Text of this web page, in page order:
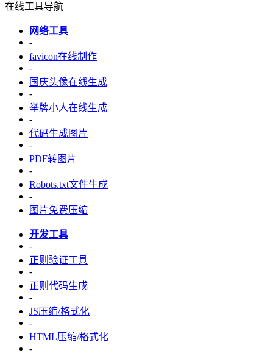
在线工具导航
网络工具
-
favicon在线制作
-
国庆头像在线生成
-
举牌小人在线生成
-
代码生成图片
-
PDF转图片
-
Robots.txt文件生成
-
图片免费压缩
开发工具
-
正则验证工具
-
正则代码生成
-
JS压缩/格式化
-
HTML压缩/格式化
-